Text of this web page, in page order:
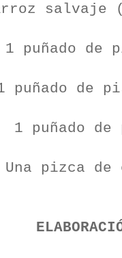
salvaje
1 puñado de
puñado de
1 puñado de
Una pizca de